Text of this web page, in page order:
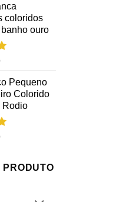
coloridos
ouro
Pequeno
Colorido
Rodio